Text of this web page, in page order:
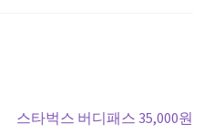
다
스타벅스 버디패스 35,000원